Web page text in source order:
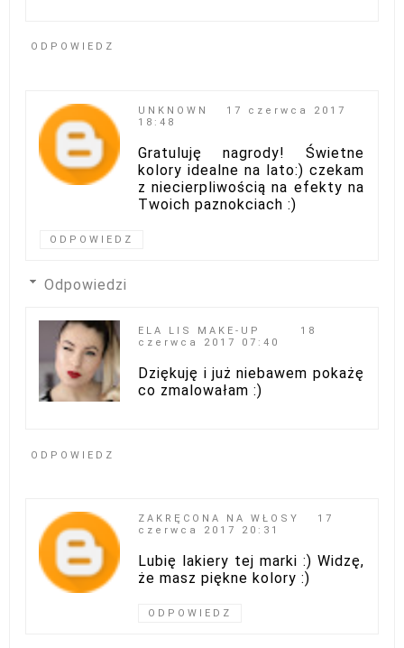
ODPOWIEDZ
UNKNOWN
17 czerwca 2017
18:48
Gratuluję nagrody! Świetne
kolory idealne na lato:) czekam
z niecierpliwością na efekty na
Twoich paznokciach :)
ODPOWIEDZ
Odpowiedzi
ELA LIS MAKE-UP
18
czerwca 2017 07:40
Dziękuję i już niebawem pokażę
co zmalowałam :)
ODPOWIEDZ
ZAKRĘCONA NA WŁOSY
17
czerwca 2017 20:31
Lubię lakiery tej marki :) Widzę,
że masz piękne kolory :)
ODPOWIEDZ